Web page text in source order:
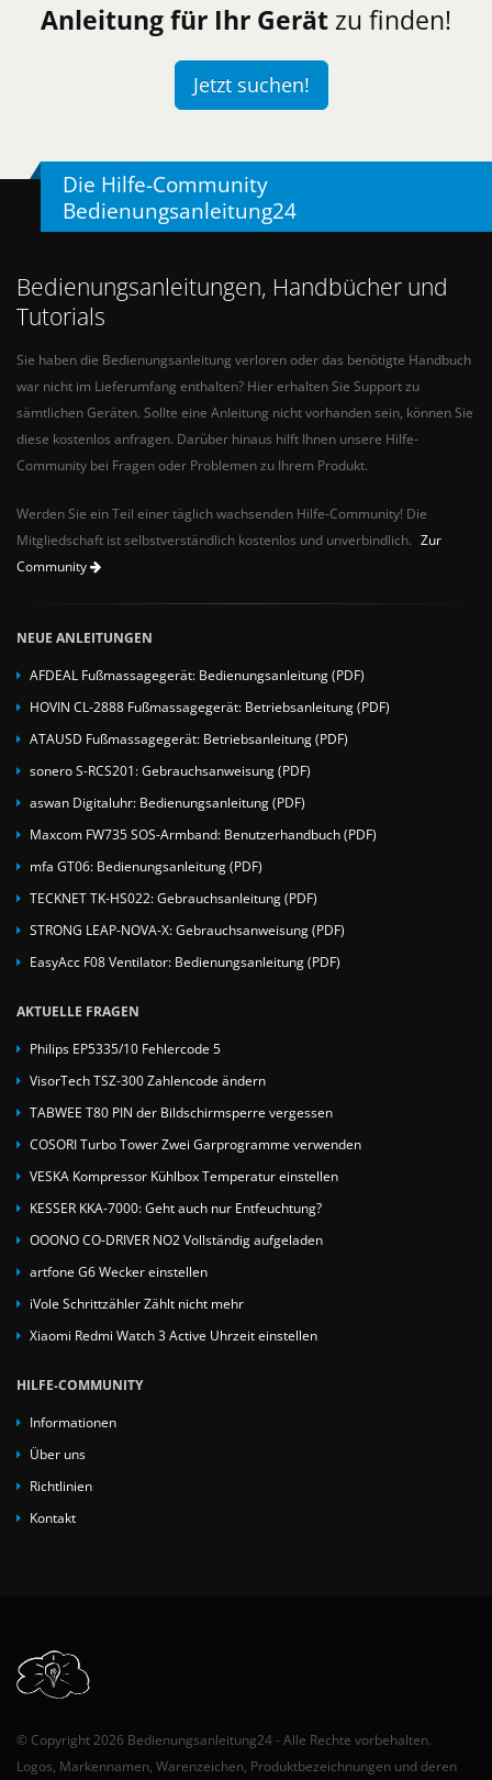
Anleitung für Ihr Gerät zu finden!
Jetzt suchen!
Die Hilfe-Community
Bedienungsanleitung24
Bedienungsanleitungen, Handbücher und
Tutorials
Sie haben die Bedienungsanleitung verloren oder das benötigte Handbuch
war nicht im Lieferumfang enthalten? Hier erhalten Sie Support zu
sämtlichen Geräten. Sollte eine Anleitung nicht vorhanden sein, können Sie
diese kostenlos anfragen. Darüber hinaus hilft Ihnen unsere Hilfe-
Community bei Fragen oder Problemen zu Ihrem Produkt.
Werden Sie ein Teil einer täglich wachsenden Hilfe-Community! Die
Mitgliedschaft ist selbstverständlich kostenlos und unverbindlich. Zur
Community
NEUE ANLEITUNGEN
AFDEAL Fußmassagegerät: Bedienungsanleitung (PDF)
HOVIN CL-2888 Fußmassagegerät: Betriebsanleitung (PDF)
ATAUSD Fußmassagegerät: Betriebsanleitung (PDF)
sonero S-RCS201: Gebrauchsanweisung (PDF)
aswan Digitaluhr: Bedienungsanleitung (PDF)
Maxcom FW735 SOS-Armband: Benutzerhandbuch (PDF)
mfa GT06: Bedienungsanleitung (PDF)
TECKNET TK-HS022: Gebrauchsanleitung (PDF)
STRONG LEAP-NOVA-X: Gebrauchsanweisung (PDF)
EasyAcc F08 Ventilator: Bedienungsanleitung (PDF)
AKTUELLE FRAGEN
Philips EP5335/10 Fehlercode 5
VisorTech TSZ-300 Zahlencode ändern
TABWEE T80 PIN der Bildschirmsperre vergessen
COSORI Turbo Tower Zwei Garprogramme verwenden
VESKA Kompressor Kühlbox Temperatur einstellen
KESSER KKA-7000: Geht auch nur Entfeuchtung?
OOONO CO-DRIVER NO2 Vollständig aufgeladen
artfone G6 Wecker einstellen
iVole Schrittzähler Zählt nicht mehr
Xiaomi Redmi Watch 3 Active Uhrzeit einstellen
HILFE-COMMUNITY
Informationen
Über uns
Richtlinien
Kontakt
© Copyright 2026 Bedienungsanleitung24 - Alle Rechte vorbehalten.
Logos, Markennamen, Warenzeichen, Produktbezeichnungen und deren